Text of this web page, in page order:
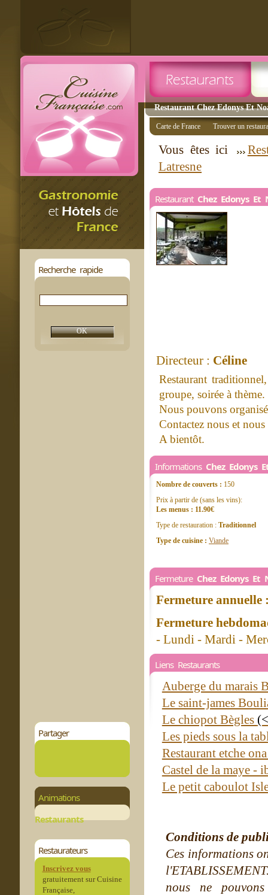
Restaurant Chez Edonys Et
Recherche rapide
Partager
Animations
Restaurants
Restaurateurs
Inscrivez vous
gratuitement sur Cuisine
Française,
Carte de France Trouver un
Vous êtes ici
Latresne
Restaurant Chez Edonys Et
Directeur : Céline
Restaurant
groupe, soirée à thème.
Nous pouvons
Contactez nous et
A bientôt.
Informations Chez Edonys
Nombre de couverts : 150
Prix à partir de (sans les vins):
Les menus : 11.90€
Type de restauration : Traditionnel
Type de cuisine : Viande
Fermeture Chez Edonys Et
Fermeture annuelle
Fermeture
- Lundi - Mardi -
Liens Restaurants
Auberge du marais
Le saint-james
Le chiopot Bègles
Les pieds sous la
Restaurant etche
Castel de la maye -
Le petit caboulot
Conditions de
Ces informations
nous ne